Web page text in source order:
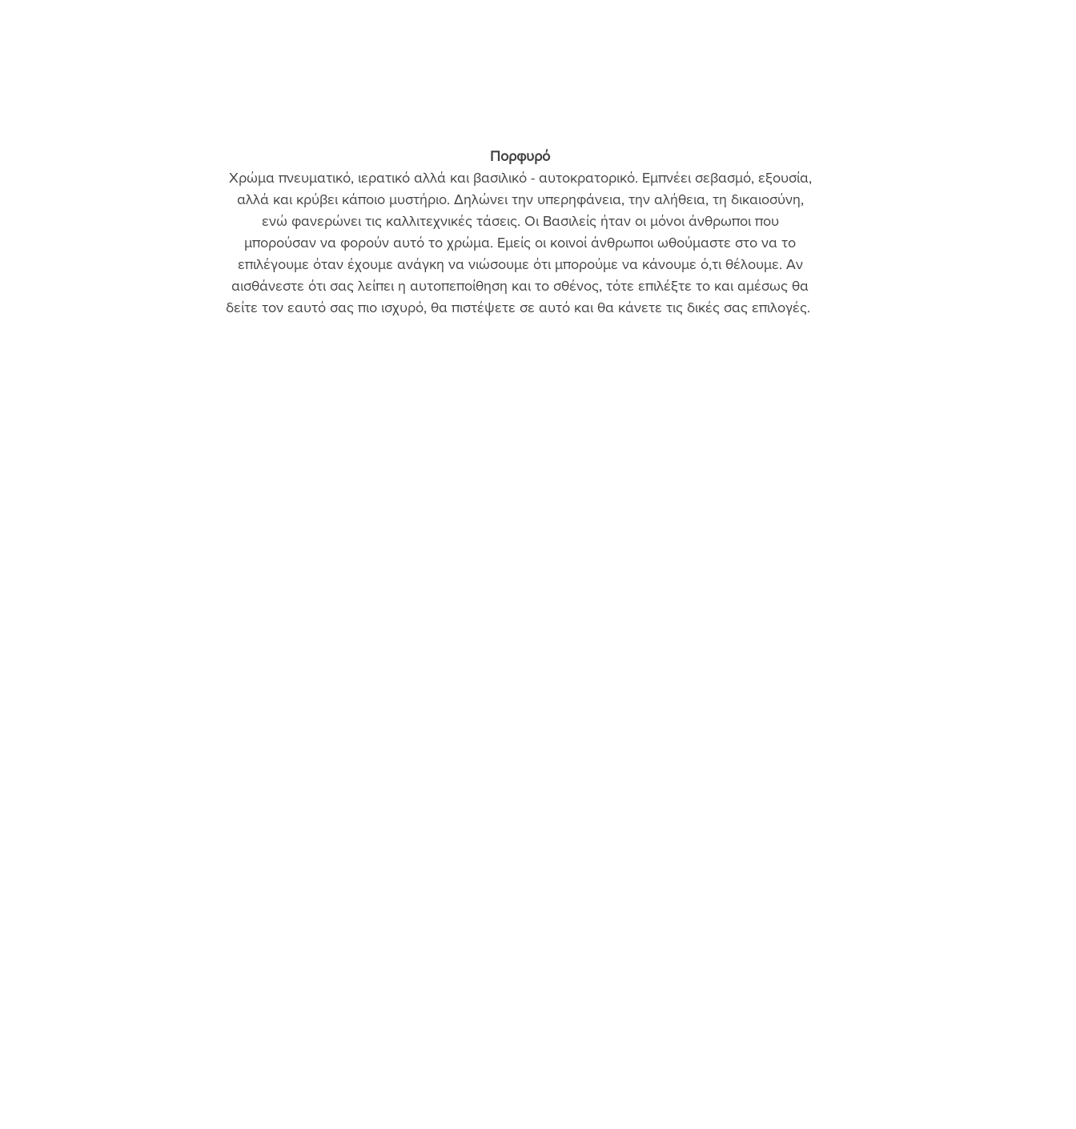
Πορφυρό
Χρώμα πνευματικό, ιερατικό αλλά και βασιλικό - αυτοκρατορικό. Εμπνέει σεβασμό, εξουσία,
αλλά και κρύβει κάποιο μυστήριο. Δηλώνει την υπερηφάνεια, την αλήθεια, τη δικαιοσύνη,
ενώ φανερώνει τις καλλιτεχνικές τάσεις. Οι Βασιλείς ήταν οι μόνοι άνθρωποι που
μπορούσαν να φορούν αυτό το χρώμα. Εμείς οι κοινοί άνθρωποι ωθούμαστε στο να το
επιλέγουμε όταν έχουμε ανάγκη να νιώσουμε ότι μπορούμε να κάνουμε ό,τι θέλουμε. Αν
αισθάνεστε ότι σας λείπει η αυτοπεποίθηση και το σθένος, τότε επιλέξτε το και αμέσως θα
δείτε τον εαυτό σας πιο ισχυρό, θα πιστέψετε σε αυτό και θα κάνετε τις δικές σας επιλογές.